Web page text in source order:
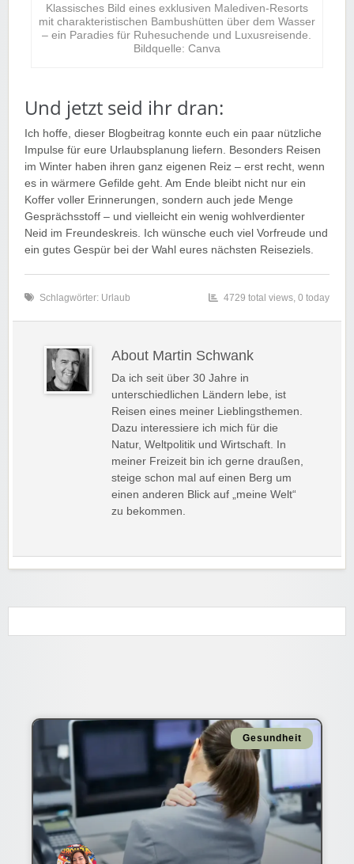
Klassisches Bild eines exklusiven Malediven-Resorts
mit charakteristischen Bambushütten über dem Wasser
– ein Paradies für Ruhesuchende und Luxusreisende.
Bildquelle: Canva
Und jetzt seid ihr dran:
Ich hoffe, dieser Blogbeitrag konnte euch ein paar nützliche
Impulse für eure Urlaubsplanung liefern. Besonders Reisen
im Winter haben ihren ganz eigenen Reiz – erst recht, wenn
es in wärmere Gefilde geht. Am Ende bleibt nicht nur ein
Koffer voller Erinnerungen, sondern auch jede Menge
Gesprächsstoff – und vielleicht ein wenig wohlverdienter
Neid im Freundeskreis. Ich wünsche euch viel Vorfreude und
ein gutes Gespür bei der Wahl eures nächsten Reiseziels.
Schlagwörter: Urlaub 4729 total views, 0 today
About Martin Schwank
Da ich seit über 30 Jahre in
unterschiedlichen Ländern lebe, ist
Reisen eines meiner Lieblingsthemen.
Dazu interessiere ich mich für die
Natur, Weltpolitik und Wirtschaft. In
meiner Freizeit bin ich gerne draußen,
steige schon mal auf einen Berg um
einen anderen Blick auf „meine Welt“
zu bekommen.
Gesundheit